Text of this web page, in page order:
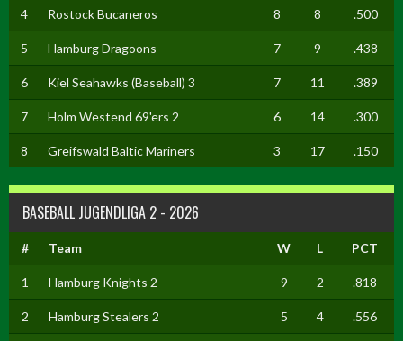
4 Rostock Bucaneros 8 8 .500
5 Hamburg Dragoons 7 9 .438
6 Kiel Seahawks (Baseball) 3 7 11 .389
7 Holm Westend 69'ers 2 6 14 .300
8 Greifswald Baltic Mariners 3 17 .150
BASEBALL JUGENDLIGA 2 - 2026
# Team W L PCT
1 Hamburg Knights 2 9 2 .818
2 Hamburg Stealers 2 5 4 .556